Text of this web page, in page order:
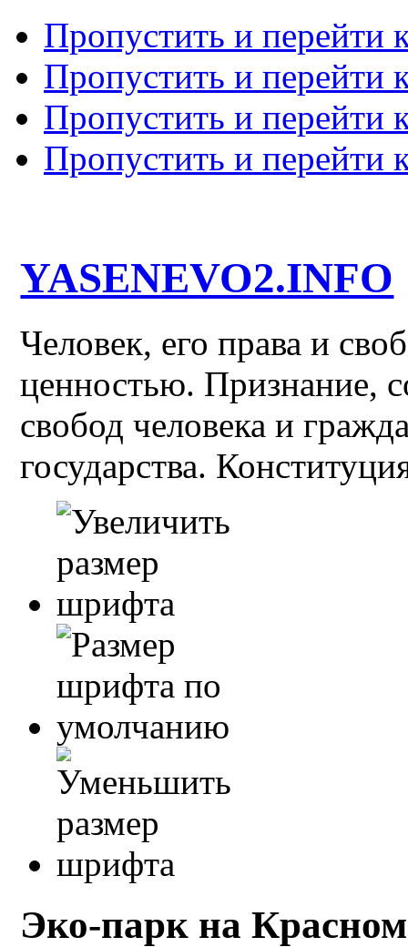
Пропустить и перейти
Пропустить и перейти
Пропустить и перейти
Пропустить и перейти
YASENEVO2.INFO
Человек, его права и
ценностью. Признание,
свобод человека и
государства.
Эко-парк на